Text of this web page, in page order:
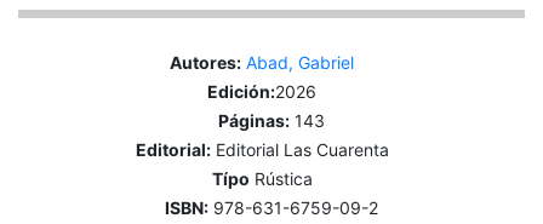
Autores: Abad, Gabriel
Edición:2026
Páginas: 143
Editorial:Editorial Las Cuarenta
Típo Rústica
ISBN: 978-631-6759-09-2